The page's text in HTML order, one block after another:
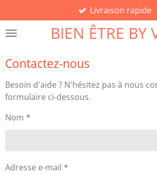
au
contenu
BIEN ÊTRE BY
Livraison rapide
Contactez-nous
Besoin d'aide ? N'hésitez pas à nous
formulaire ci-dessous.
Nom *
Adresse e-mail *